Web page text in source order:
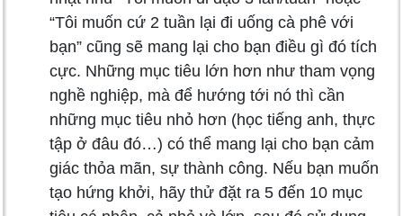
“Tôi muốn cứ 2 tuần lại đi uống cà phê với
bạn” cũng sẽ mang lại cho bạn điều gì đó tích
cực. Những mục tiêu lớn hơn như tham vọng
nghề nghiệp, mà để hướng tới nó thì cần
những mục tiêu nhỏ hơn (học tiếng anh, thực
tập ở đâu đó…) có thể mang lại cho bạn cảm
giác thỏa mãn, sự thành công. Nếu bạn muốn
tạo hứng khởi, hãy thử đặt ra 5 đến 10 mục